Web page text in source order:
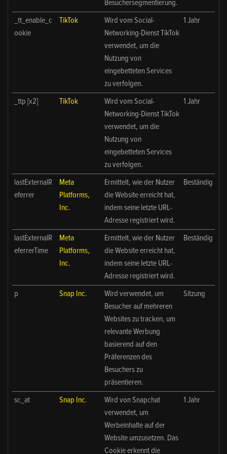
Besuchersegmentierung.
_tt_enable_c
ookie
TikTok
Wird vom Social-
Networking-Dienst TikTok
verwendet, um die
Nutzung von
eingebetteten Services
zu verfolgen.
1 Jahr
_ttp [x2] TikTok
Wird vom Social-
Networking-Dienst TikTok
verwendet, um die
Nutzung von
eingebetteten Services
zu verfolgen.
1 Jahr
lastExternalR
eferrer
Meta
Platforms,
Inc.
Ermittelt, wie der Nutzer
die Website erreicht hat,
indem seine letzte URL-
Adresse registriert wird.
Beständig
lastExternalR
eferrerTime
Meta
Platforms,
Inc.
Ermittelt, wie der Nutzer
die Website erreicht hat,
indem seine letzte URL-
Adresse registriert wird.
Beständig
p Snap Inc.
Wird verwendet, um
Besucher auf mehreren
Websites zu tracken, um
relevante Werbung
basierend auf den
Präferenzen des
Besuchers zu
präsentieren.
Sitzung
sc_at Snap Inc.
Wird von Snapchat
verwendet, um
Werbeinhalte auf der
Website umzusetzen. Das
Cookie erkennt die
1 Jahr